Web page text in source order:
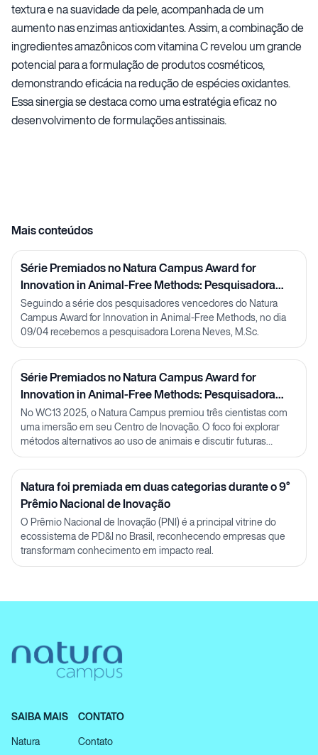
textura e na suavidade da pele, acompanhada de um
aumento nas enzimas antioxidantes. Assim, a combinação de
ingredientes amazônicos com vitamina C revelou um grande
potencial para a formulação de produtos cosméticos,
demonstrando eficácia na redução de espécies oxidantes.
Essa sinergia se destaca como uma estratégia eficaz no
desenvolvimento de formulações antissinais.
Mais conteúdos
Série Premiados no Natura Campus Award for
Innovation in Animal-Free Methods: Pesquisadora
Lorena Neves
Seguindo a série dos pesquisadores vencedores do Natura
Campus Award for Innovation in Animal-Free Methods, no dia
09/04 recebemos a pesquisadora Lorena Neves, M.Sc.
Série Premiados no Natura Campus Award for
Innovation in Animal-Free Methods: Pesquisadora
Julia Carnelós
No WC13 2025, o Natura Campus premiou três cientistas com
uma imersão em seu Centro de Inovação. O foco foi explorar
métodos alternativos ao uso de animais e discutir futuras
parcerias em P&D.
Natura foi premiada em duas categorias durante o 9°
Prêmio Nacional de Inovação
O Prêmio Nacional de Inovação (PNI) é a principal vitrine do
ecossistema de PD&I no Brasil, reconhecendo empresas que
transformam conhecimento em impacto real.
SAIBA MAIS
Natura
CONTATO
Contato